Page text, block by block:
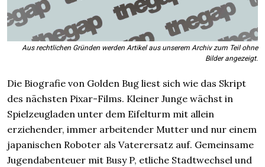
Aus rechtlichen Gründen werden Artikel aus unserem Archiv zum Teil ohne
Bilder angezeigt.
Die Biografie von Golden Bug liest sich wie das Skript
des nächsten Pixar-Films. Kleiner Junge wächst in
Spielzeugladen unter dem Eifelturm mit allein
erziehender, immer arbeitender Mutter und nur einem
japanischen Roboter als Vaterersatz auf. Gemeinsame
Jugendabenteuer mit Busy P, etliche Stadtwechsel und